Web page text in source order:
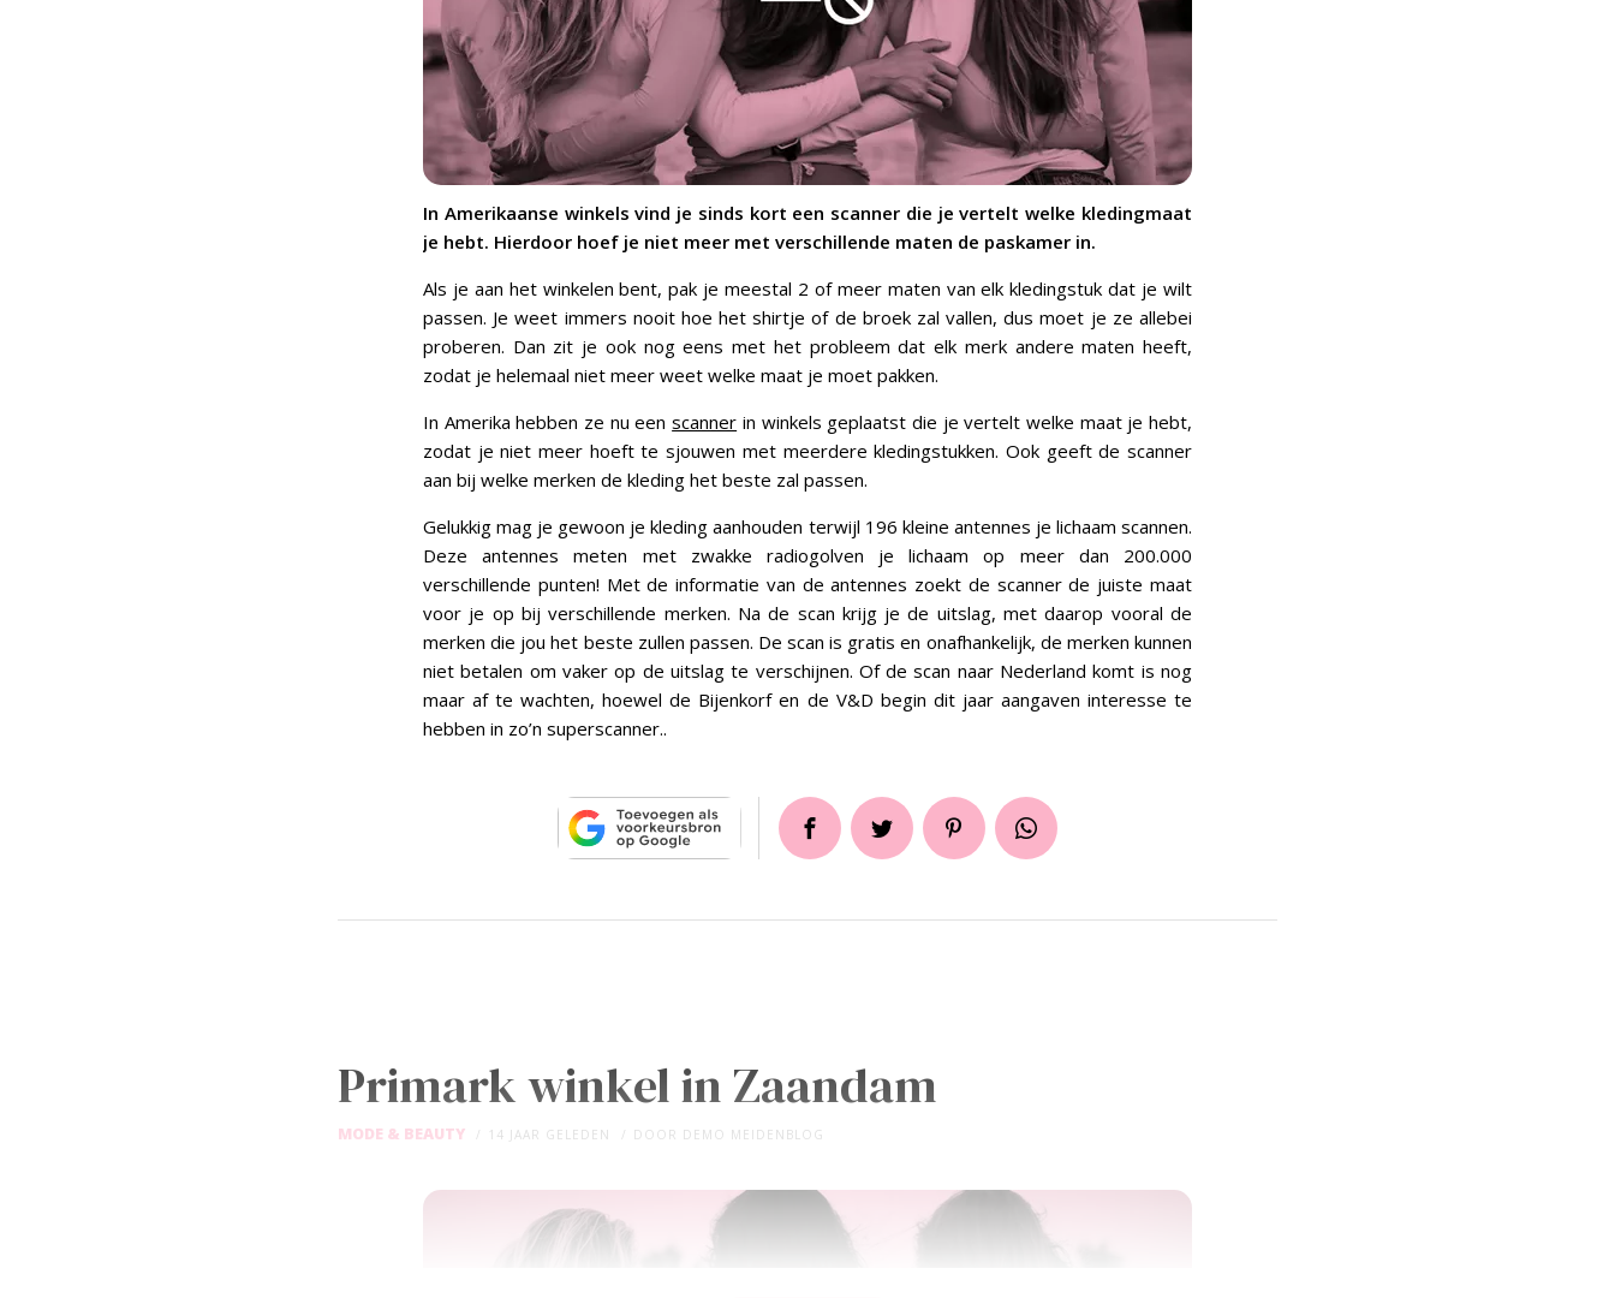
In Amerikaanse winkels vind je sinds kort een scanner die je vertelt welke kledingmaat
je hebt. Hierdoor hoef je niet meer met verschillende maten de paskamer in.
Als je aan het winkelen bent, pak je meestal 2 of meer maten van elk kledingstuk dat je wilt
passen. Je weet immers nooit hoe het shirtje of de broek zal vallen, dus moet je ze allebei
proberen. Dan zit je ook nog eens met het probleem dat elk merk andere maten heeft,
zodat je helemaal niet meer weet welke maat je moet pakken.
In Amerika hebben ze nu eenscanner in winkels geplaatst die je vertelt welke maat je hebt,
zodat je niet meer hoeft te sjouwen met meerdere kledingstukken. Ook geeft de scanner
aan bij welke merken de kleding het beste zal passen.
Gelukkig mag je gewoon je kleding aanhouden terwijl 196 kleine antennes je lichaam scannen.
Deze antennes meten met zwakke radiogolven je lichaam op meer dan 200.000
verschillende punten! Met de informatie van de antennes zoekt de scanner de juiste maat
voor je op bij verschillende merken. Na de scan krijg je de uitslag, met daarop vooral de
merken die jou het beste zullen passen. De scan is gratis en onafhankelijk, de merken kunnen
niet betalen om vaker op de uitslag te verschijnen. Of de scan naar Nederland komt is nog
maar af te wachten, hoewel de Bijenkorf en de V&D begin dit jaar aangaven interesse te
hebben in zo’n superscanner..
Primark winkel in Zaandam
MODE & BEAUTY 14 JAAR GELEDEN DOOR DEMO MEIDENBLOG